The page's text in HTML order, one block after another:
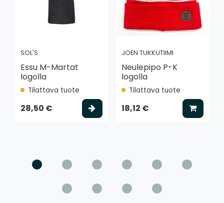
SOL'S
Essu M-Martat
logolla
Tilattava tuote
28,50 € Valitse vaihtoehto
JOEN TUKKUTIIMI
Neulepipo P-K
logolla
Tilattava tuote
18,12 € Lisää